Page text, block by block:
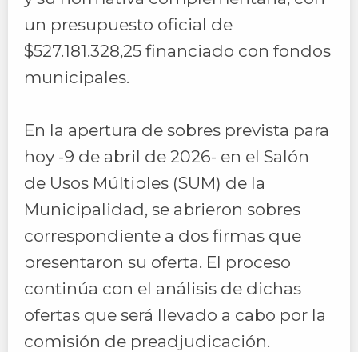
un presupuesto oficial de
$527.181.328,25 financiado con fondos
municipales.
En la apertura de sobres prevista para
hoy -9 de abril de 2026- en el Salón
de Usos Múltiples (SUM) de la
Municipalidad, se abrieron sobres
correspondiente a dos firmas que
presentaron su oferta. El proceso
continúa con el análisis de dichas
ofertas que será llevado a cabo por la
comisión de preadjudicación.